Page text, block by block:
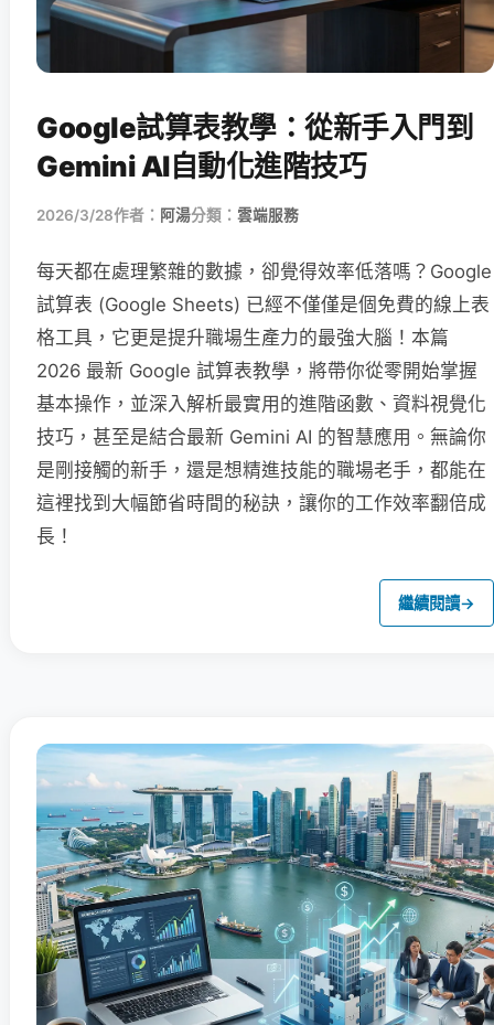
Google試算表教學：從新手入門到
Gemini AI自動化進階技巧
2026/3/28作者： 阿湯分類： 雲端服務
每天都在處理繁雜的數據，卻覺得效率低落嗎？Google
試算表 (Google Sheets) 已經不僅僅是個免費的線上表
格工具，它更是提升職場生產力的最強大腦！本篇
2026 最新 Google 試算表教學，將帶你從零開始掌握
基本操作，並深入解析最實用的進階函數、資料視覺化
技巧，甚至是結合最新 Gemini AI 的智慧應用。無論你
是剛接觸的新手，還是想精進技能的職場老手，都能在
這裡找到大幅節省時間的秘訣，讓你的工作效率翻倍成
長！
繼續閱讀→